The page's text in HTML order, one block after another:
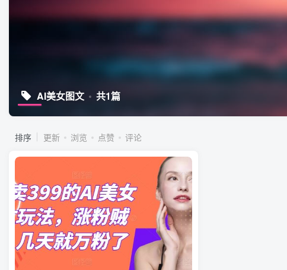
AI美女图文 共1篇
排序 更新 浏览 点赞 评论